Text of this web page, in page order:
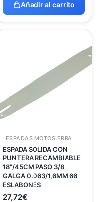
Añadir al carrito
ESPADAS MOTOSIERRA
ESPADA SOLIDA CON
PUNTERA RECAMBIABLE
18"/45CM PASO 3/8
GALGA 0.063/1,6MM 66
ESLABONES
27,72€